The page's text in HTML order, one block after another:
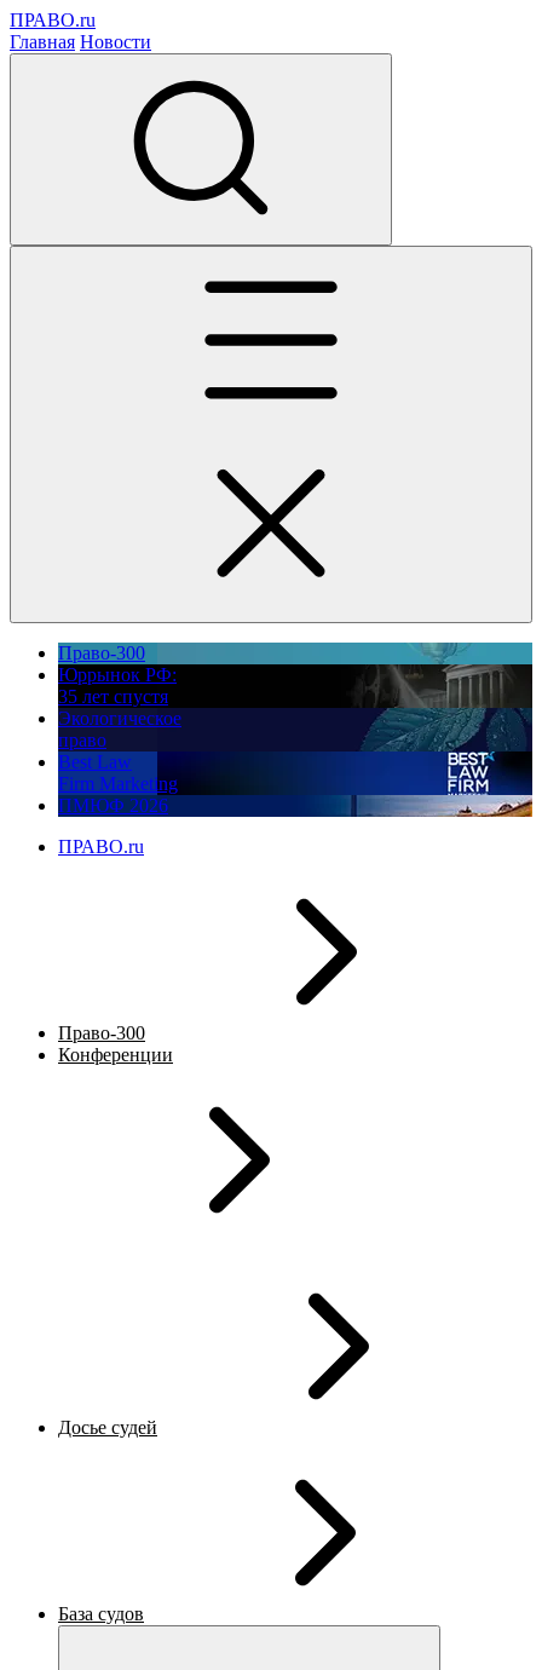
ПРАВО.ru
Главная Новости
Право-300
Юррынок РФ:
35 лет спустя
Экологическое
право
Best Law
Firm Marketing
ПМЮФ 2026
ПРАВО.ru
Право-300
Конференции
Досье судей
База судов